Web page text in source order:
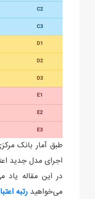
اجرای مدل جدید اعتبار سنجی در سال
می‌خواهید رتبه